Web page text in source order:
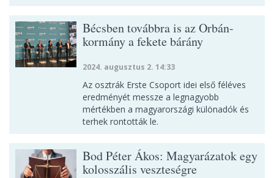
Bécsben továbbra is az Orbán-
kormány a fekete bárány
2024. augusztus 2. 14:33
Az osztrák Erste Csoport idei első féléves
eredményét messze a legnagyobb
mértékben a magyarországi különadók és
terhek rontották le.
Bod Péter Ákos: Magyarázatok egy
kolosszális veszteségre